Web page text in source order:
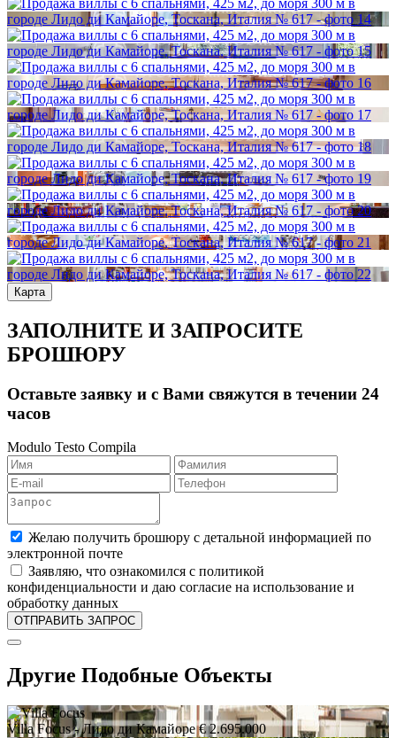
Карта
ЗАПОЛНИТЕ И ЗАПРОСИТЕ
БРОШЮРУ
Оставьте заявку и с Вами свяжутся в течении 24
часов
Modulo Testo Compila
Желаю получить брошюру с детальной информацией по
электронной почте
Заявляю, что ознакомился с политикой
конфиденциальности и даю согласие на использование и
обработку данных
Другие Подобные Объекты
Villa Focus- Лидо ди Камайоре € 2.695.000